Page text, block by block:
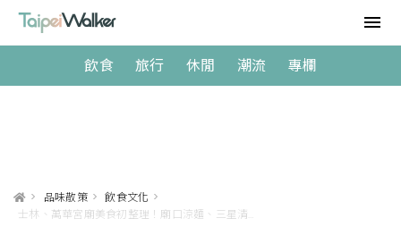
飲食 旅行 休閒 潮流 專欄
> 品味散策 > 飲食文化 >